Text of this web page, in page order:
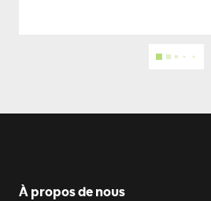
À propos de nous